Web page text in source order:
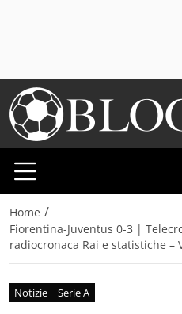
Home /
Fiorentina-Juventus 0-3 |
radiocronaca Rai e statistiche –
Notizie Serie A